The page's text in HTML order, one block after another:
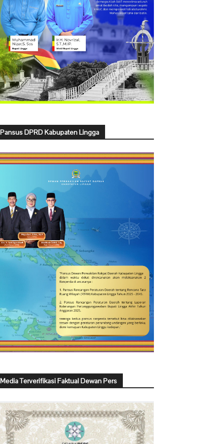
Pansus DPRD Kabupaten Lingga
Media Terverifikasi Faktual Dewan Pers